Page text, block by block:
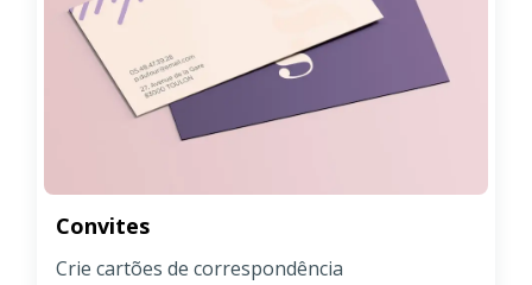
Convites
Crie cartões de correspondência